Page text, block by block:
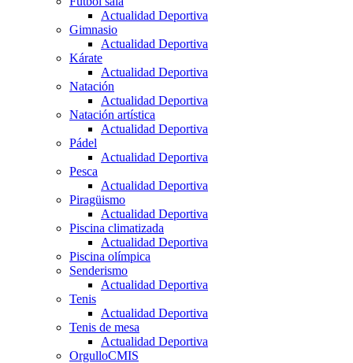
Actualidad Deportiva
Gimnasio
Actualidad Deportiva
Kárate
Actualidad Deportiva
Natación
Actualidad Deportiva
Natación artística
Actualidad Deportiva
Pádel
Actualidad Deportiva
Pesca
Actualidad Deportiva
Piragüismo
Actualidad Deportiva
Piscina climatizada
Actualidad Deportiva
Piscina olímpica
Senderismo
Actualidad Deportiva
Tenis
Actualidad Deportiva
Tenis de mesa
Actualidad Deportiva
OrgulloCMIS